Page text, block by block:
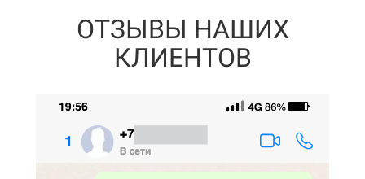
ОТЗЫВЫ НАШИХ
КЛИЕНТОВ